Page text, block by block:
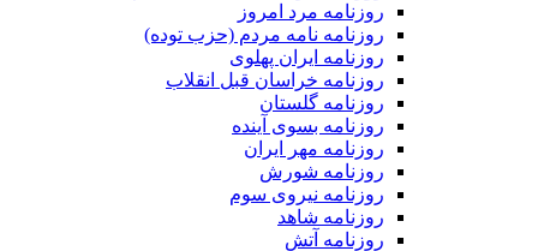
روزنامه مرد امروز
روزنامه نامه مردم (حزب توده)
روزنامه ایران پهلوی
روزنامه خراسان قبل انقلاب
روزنامه گلستان
روزنامه بسوی آینده
روزنامه مهر ایران
روزنامه شورش
روزنامه نیروی سوم
روزنامه شاهد
روزنامه آتش